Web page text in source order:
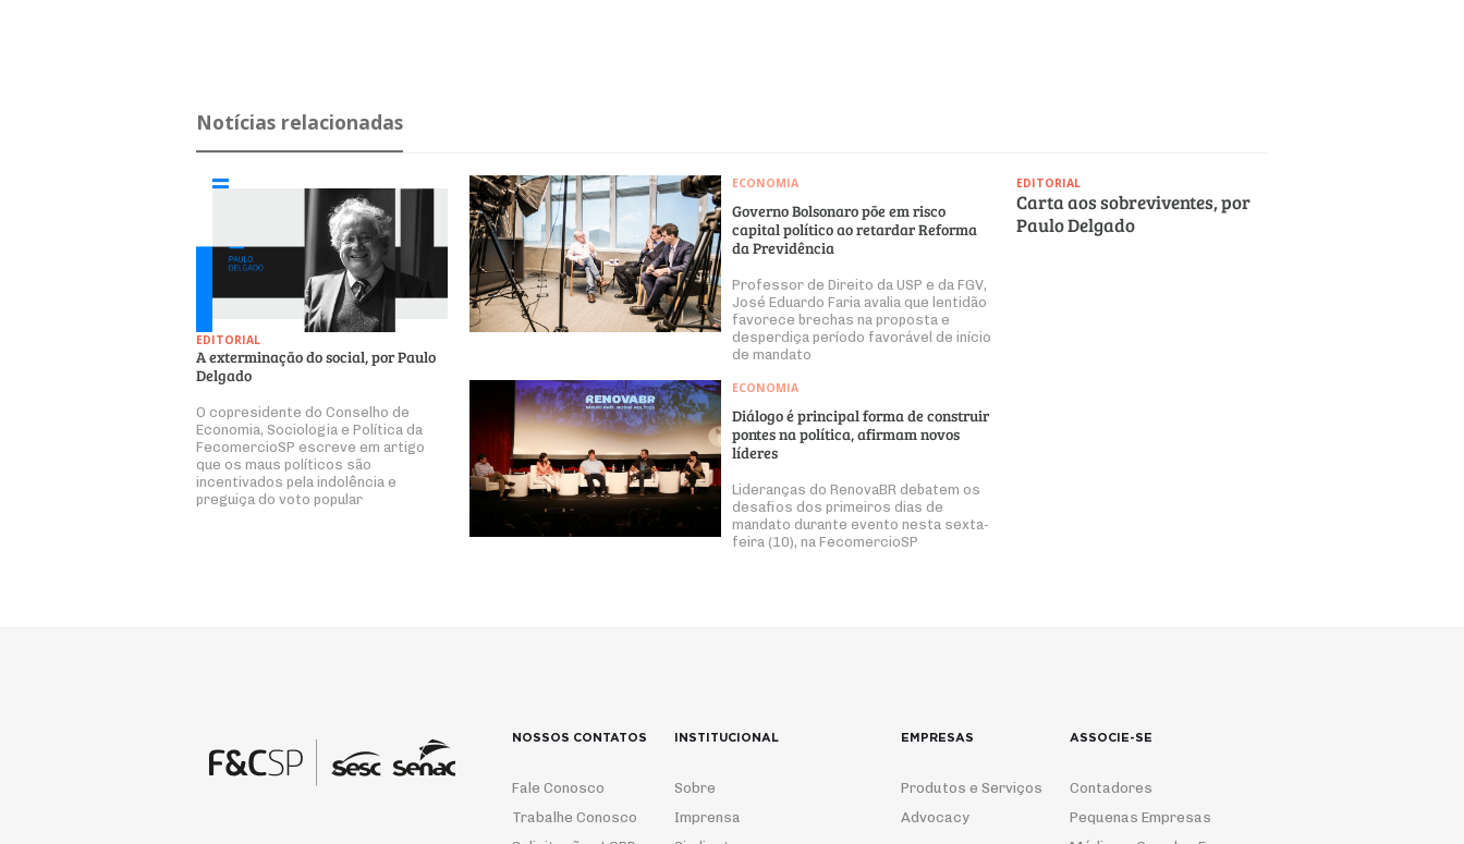
Notícias relacionadas
EDITORIAL
A exterminação do social, por Paulo
Delgado
O copresidente do Conselho de
Economia, Sociologia e Política da
FecomercioSP escreve em artigo
que os maus políticos são
incentivados pela indolência e
preguiça do voto popular
ECONOMIA
Governo Bolsonaro põe em risco
capital político ao retardar Reforma
da Previdência
Professor de Direito da USP e da FGV,
José Eduardo Faria avalia que lentidão
favorece brechas na proposta e
desperdiça período favorável de início
de mandato
ECONOMIA
Diálogo é principal forma de construir
pontes na política, afirmam novos
líderes
Lideranças do RenovaBR debatem os
desafios dos primeiros dias de
mandato durante evento nesta sexta-
feira (10), na FecomercioSP
EDITORIAL
Carta aos sobreviventes, por
Paulo Delgado
NOSSOS CONTATOS
Fale Conosco
Trabalhe Conosco
INSTITUCIONAL
Sobre
Imprensa
EMPRESAS
Produtos e Serviços
Advocacy
ASSOCIE-SE
Contadores
Pequenas Empresas